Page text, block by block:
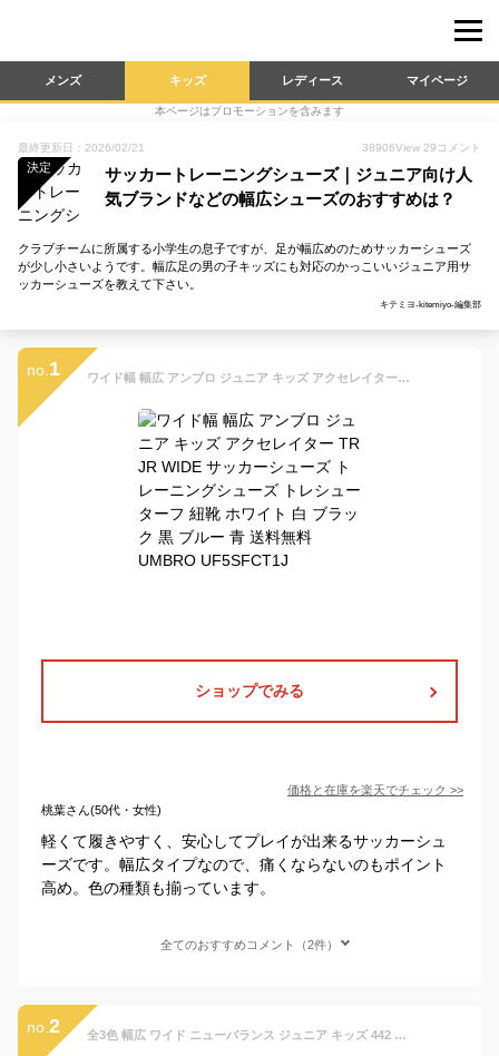
メンズ キッズ レディース マイページ
本ページはプロモーションを含みます
最終更新日：2026/02/21 38906View 29 コメント
決定
サッカートレーニングシューズ｜ジュニア向け人
気ブランドなどの幅広シューズのおすすめは？
クラブチームに所属する小学生の息子ですが、足が幅広めのためサッカーシューズ
が少し小さいようです。幅広足の男の子キッズにも対応のかっこいいジュニア用サ
ッカーシューズを教えて下さい。
キテミヨ-kitemiyo-編集部
no. 1 ワイド幅 幅広 アンブロ ジュニア キッズ アクセレイター TR JR WIDE サッカーシューズ トレーニングシューズ トレシュー ターフ 紐靴 ホワイト 白 ブラック 黒 ブルー 青 送料無料 UMBRO UF5SFCT1J
ショップでみる
価格と在庫を楽天でチェック >>
桃葉さん(50代・女性)
軽くて履きやすく、安心してプレイが出来るサッカーシュ
ーズです。幅広タイプなので、痛くならないのもポイント
高め。色の種類も揃っています。
全てのおすすめコメント（2件）
no. 2 全3色 幅広 ワイド ニューバランス ジュニア キッズ 442 アカデミー エイチジー 442 v2 Academy HG JNR サッカーシューズ 固定式スパイク 土 ホワイト 白 ブラック 黒 送料無料 New Balance JS43H